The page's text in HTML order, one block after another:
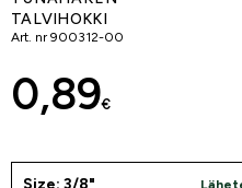
TALVIHOKKI
Art. nr 900312-00
0,89€
Size: 3/8"